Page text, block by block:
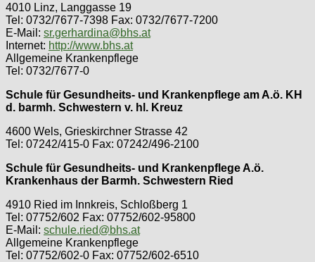
4010 Linz, Langgasse 19
Tel: 0732/7677-7398 Fax: 0732/7677-7200
E-Mail: sr.gerhardina@bhs.at
Internet: http://www.bhs.at
Allgemeine Krankenpflege
Tel: 0732/7677-0
Schule für Gesundheits- und Krankenpflege am A.ö. KH
d. barmh. Schwestern v. hl. Kreuz
4600 Wels, Grieskirchner Strasse 42
Tel: 07242/415-0 Fax: 07242/496-2100
Schule für Gesundheits- und Krankenpflege A.ö.
Krankenhaus der Barmh. Schwestern Ried
4910 Ried im Innkreis, Schloßberg 1
Tel: 07752/602 Fax: 07752/602-95800
E-Mail: schule.ried@bhs.at
Allgemeine Krankenpflege
Tel: 07752/602-0 Fax: 07752/602-6510